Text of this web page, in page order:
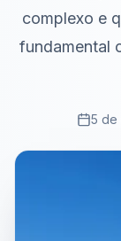
complexo e
fundamental
5 de